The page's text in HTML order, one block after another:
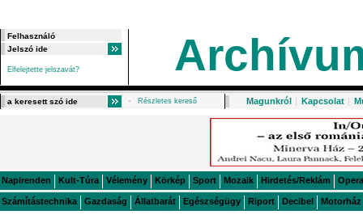
Elfelejtette jelszavát?
Részletes kereső Magunkról | Kapcsolat |
Napirenden Kult-Túra Vélemény Körkép Sport Mozaik Hirdetés/Reklám Opera
Számítástechnika Gazdaság Állatbarát Egészségügy Riport Decibel Motorház